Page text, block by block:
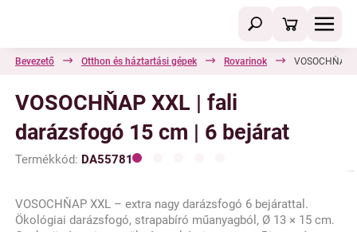
Bevezető Otthon és háztartási gépek Rovarinok
VOSOCHŇAP XXL | fali
darázsfogó 15 cm | 6 bejárat
Termékkód: DA55781
VOSOCHŇAP XXL – extra nagy darázsfogó 6 bejárattal.
Ökológiai darázsfogó, strapabíró műanyagból, Ø 13 × 15 cm.